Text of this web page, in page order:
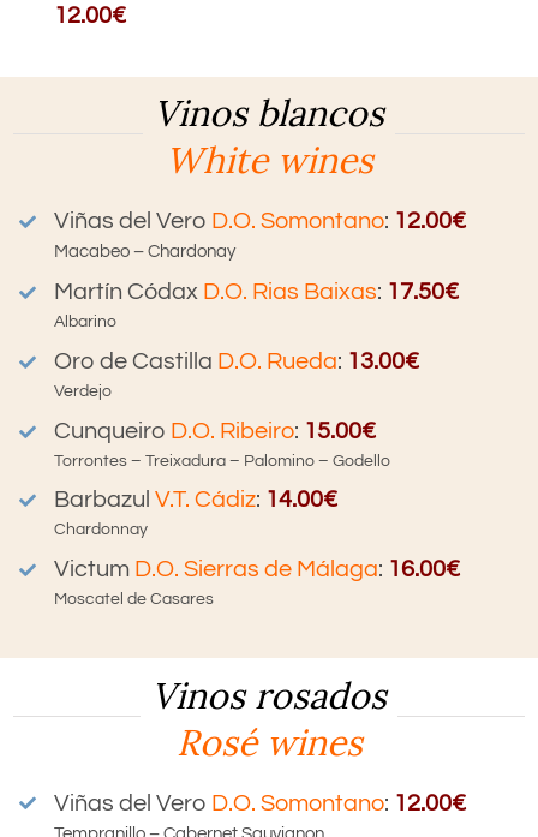
12.00€
Vinos blancos
White wines
Viñas del Vero D.O. Somontano: 12.00€
Macabeo – Chardonay
Martín Códax D.O. Rias Baixas: 17.50€
Albarino
Oro de Castilla D.O. Rueda: 13.00€
Verdejo
Cunqueiro D.O. Ribeiro: 15.00€
Torrontes – Treixadura – Palomino – Godello
Barbazul V.T. Cádiz: 14.00€
Chardonnay
Victum D.O. Sierras de Málaga: 16.00€
Moscatel de Casares
Vinos rosados
Rosé wines
Viñas del Vero D.O. Somontano: 12.00€
Tempranillo – Cabernet Sauvignon